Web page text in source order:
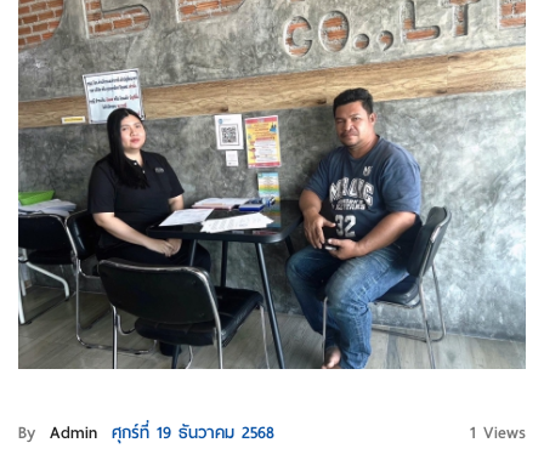
By Admin ศุกร์ที่ 19 ธันวาคม 2568 1 Views